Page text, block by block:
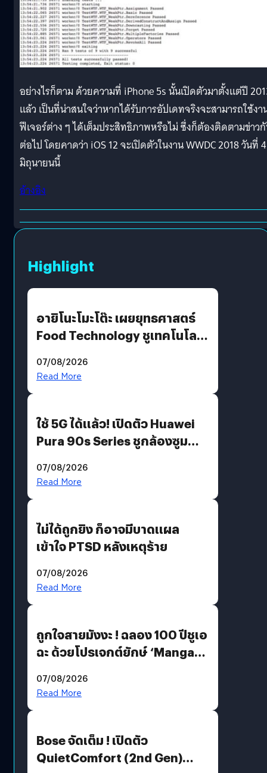
อย่างไรก็ตาม ด้วยความที่ iPhone 5s นั้นเปิดตัวมาตั้งแต่ปี
แล้ว เป็นที่น่าสนใจว่าหากได้รับการอัปเดทจริงจะสามารถใช้งา
ฟีเจอร์ต่าง ๆ ได้เต็มประสิทธิภาพหรือไม่ ซึ่งก็ต้องติดตามข่าว
ต่อไป โดยคาดว่า iOS 12 จะเปิดตัวในงาน WWDC 2018 วันที่ 4
มิถุนายนนี้
อ้างอิง
Highlight
อายิโนะโมะโต๊ะ เผยยุทธศาสตร์
Food Technology ชูเทคโนโลยี
บริโภคและ B2B
07/08/2026
Read More
ใช้ 5G ได้แล้ว! เปิดตัว Huawei
Pura 90s Series ชูกล้องซูม
07/08/2026
Read More
ไม่ได้ถูกยิง ก็อาจมีบาดแผล
เข้าใจ PTSD หลังเหตุร้าย
07/08/2026
Read More
ถูกใจสายมังงะ ! ฉลอง 100 ปีชูเอ
ฉะ ด้วยโปรเจกต์ยักษ์ ‘Manga
มีภาษาไทยด้วย
07/08/2026
Read More
Bose จัดเต็ม ! เปิดตัว
QuietComfort (2nd Gen)